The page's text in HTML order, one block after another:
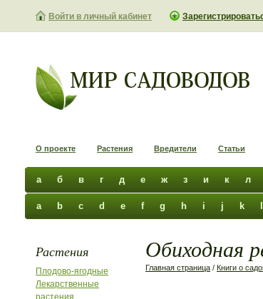
Войти в личный кабинет
О проекте Растения Вредители Статьи
а б в г д е ж з и к л
a b c d e f g h i j k
Растения
Плодово-ягодные
Лекарственные
растения
Обиходная
Главная страница / Книги о